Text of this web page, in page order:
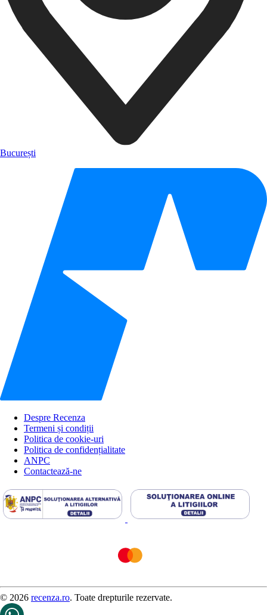
București
Despre Recenza
Termeni și condiții
Politica de cookie-uri
Politica de confidențialitate
ANPC
Contactează-ne
© 2026 recenza.ro. Toate drepturile rezervate.